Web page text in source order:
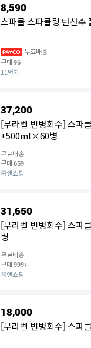
8,590
스파클 스파클링 탄산수
무료배송
구매96
11번가
37,200
[무라벨 빈병회수] 스파
+500ml×60병
무료배송
구매659
홈앤쇼핑
31,650
[무라벨 빈병회수] 스파
병
무료배송
구매999+
홈앤쇼핑
18,000
[무라벨 빈병회수] 스파